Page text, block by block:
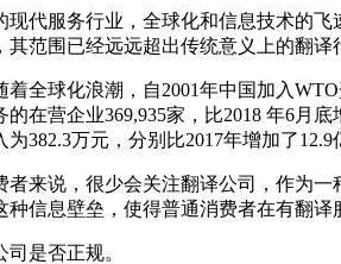
现代服务行业，全球化和信息技术的
范围已经远远超出传统意义上的翻译
着全球化浪潮，自2001年中国加入
在营企业369,935家，比2018 年6月
382.3万元，分别比2017年增加了
者来说，很少会关注翻译公司，作为
信息壁垒，使得普通消费者在有翻
是否正规。